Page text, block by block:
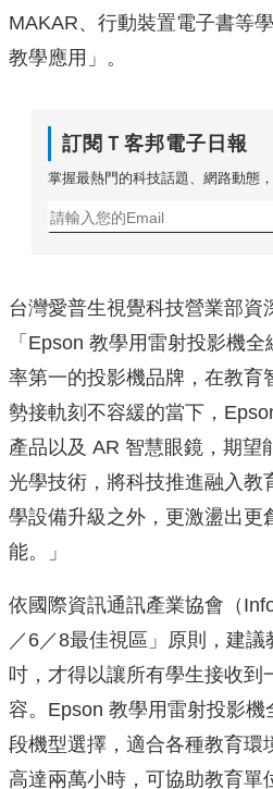
MAKAR、行動裝置電子書等
教學應用」。
訂閱Ｔ客邦電子日報
掌握最熱門的科技話題、網路動態
台灣愛普生視覺科技營業部資
「Epson 教學用雷射投影機
率第一的投影機品牌，在教育
勢接軌刻不容緩的當下，
產品以及 AR 智慧眼鏡，期望
光學技術，將科技推進融入教
學設備升級之外，更激盪出更
能。」
依國際資訊通訊產業協會（
／6／8最佳視區」原則，建
吋，才得以讓所有學生接收到
容。Epson 教學用雷射投影機
段機型選擇，適合各種教育環
高達兩萬小時，可協助教育單